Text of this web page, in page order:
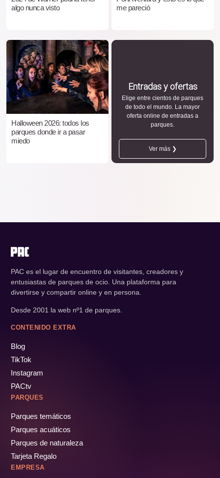
algo nunca visto
me pareció
Halloween 2026: todos los
parques donde ir a pasar
miedo
Entradas y ofertas
Elige entre cientos de parques
de todo el mundo. La mayor
oferta online de entradas a
parques.
Ver más ❯
PAC es el lugar de encuentro de visitantes, creadores y
entusiastas de parques de ocio. Una plataforma para
divertirse y compartir online y en persona.
Desde 2001 la web nº1 de parques.
CONTENIDO EXTRA
Blog
TikTok
Instagram
PACtv
PARQUES
Parques temáticos
Parques acuáticos
Parques de naturaleza
Tarjeta Regalo
EMPRESA